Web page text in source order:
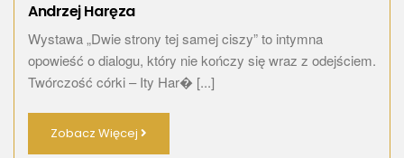
Andrzej Haręza
Wystawa „Dwie strony tej samej ciszy” to intymna
opowieść o dialogu, który nie kończy się wraz z odejściem.
Twórczość córki – Ity Har� [...]
Zobacz Więcej